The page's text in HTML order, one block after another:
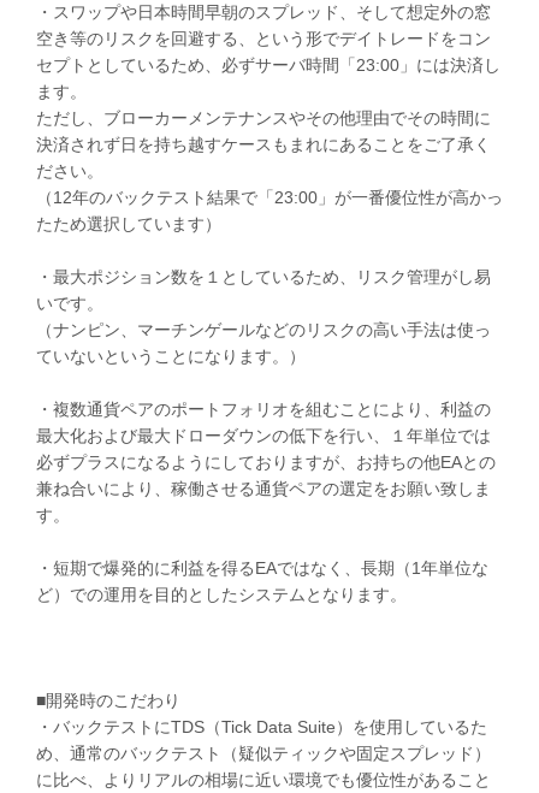
・スワップや日本時間早朝のスプレッド、そして想定外の窓
空き等のリスクを回避する、という形でデイトレードをコン
セプトとしているため、必ずサーバ時間「23:00」には決済し
ます。
ただし、ブローカーメンテナンスやその他理由でその時間に
決済されず日を持ち越すケースもまれにあることをご了承く
ださい。
（12年のバックテスト結果で「23:00」が一番優位性が高かっ
たため選択しています）
・最大ポジション数を１としているため、リスク管理がし易
いです。
（ナンピン、マーチンゲールなどのリスクの高い手法は使っ
ていないということになります。）
・複数通貨ペアのポートフォリオを組むことにより、利益の
最大化および最大ドローダウンの低下を行い、１年単位では
必ずプラスになるようにしておりますが、お持ちの他EAとの
兼ね合いにより、稼働させる通貨ペアの選定をお願い致しま
す。
・短期で爆発的に利益を得るEAではなく、長期（1年単位な
ど）での運用を目的としたシステムとなります。
■開発時のこだわり
・バックテストにTDS（Tick Data Suite）を使用しているた
め、通常のバックテスト（疑似ティックや固定スプレッド）
に比べ、よりリアルの相場に近い環境でも優位性があること